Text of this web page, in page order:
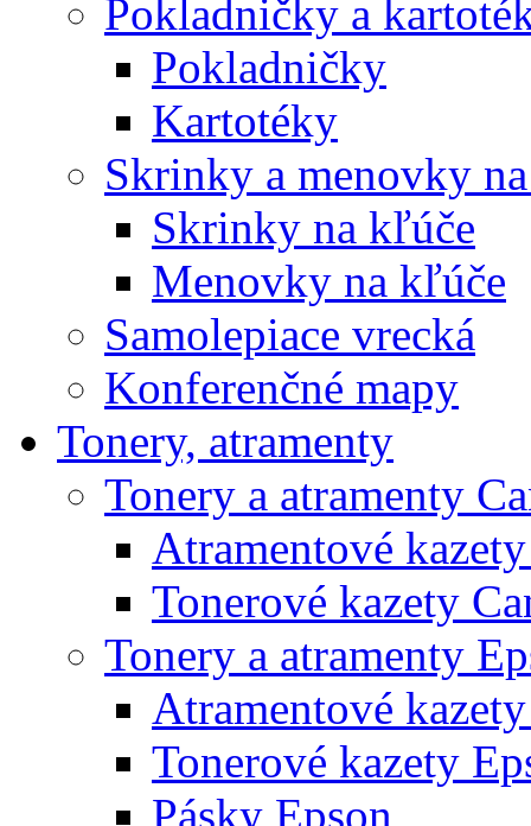
Pokladničky a
Pokladničky
Kartotéky
Skrinky a menovky
Skrinky na kľúče
Menovky na kľúče
Samolepiace vrecká
Konferenčné mapy
Tonery, atramenty
Tonery a atramenty
Atramentové
Tonerové kazety
Tonery a atramenty
Atramentové
Tonerové kazety
Pásky Epson